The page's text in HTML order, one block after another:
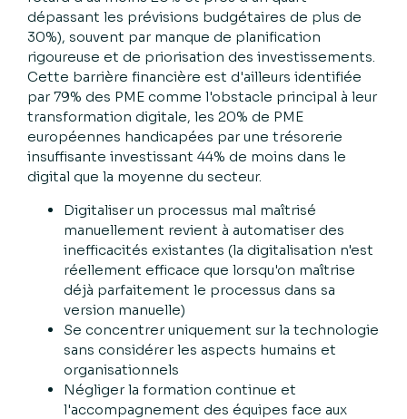
dépassant les prévisions budgétaires de plus de
30%), souvent par manque de planification
rigoureuse et de priorisation des investissements.
Cette barrière financière est d'ailleurs identifiée
par 79% des PME comme l'obstacle principal à leur
transformation digitale, les 20% de PME
européennes handicapées par une trésorerie
insuffisante investissant 44% de moins dans le
digital que la moyenne du secteur.
Digitaliser un processus mal maîtrisé
manuellement revient à automatiser des
inefficacités existantes (la digitalisation n'est
réellement efficace que lorsqu'on maîtrise
déjà parfaitement le processus dans sa
version manuelle)
Se concentrer uniquement sur la technologie
sans considérer les aspects humains et
organisationnels
Négliger la formation continue et
l'accompagnement des équipes face aux